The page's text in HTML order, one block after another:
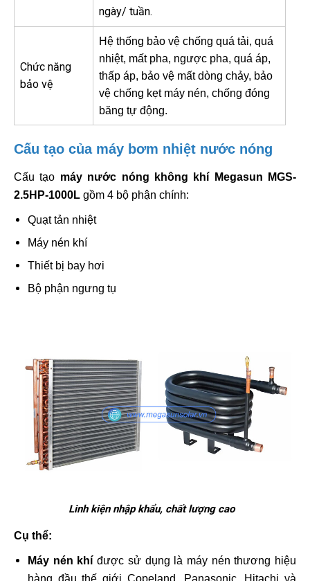
ngày/ tuần.
Chức năng
bảo vệ
Hệ thống bảo vệ chống quá tải, quá
nhiệt, mất pha, ngược pha, quá áp,
thấp áp, bảo vệ mất dòng chảy, bảo
vệ chống kẹt máy nén, chống đóng
băng tự động.
Cấu tạo của máy bơm nhiệt nước nóng
Cấu tạo máy nước nóng không khí Megasun MGS-
2.5HP-1000L gồm 4 bộ phận chính:
Quạt tản nhiệt
Máy nén khí
Thiết bị bay hơi
Bộ phận ngưng tụ
Linh kiện nhập khẩu, chất lượng cao
Cụ thể:
Máy nén khí được sử dụng là máy nén thương hiệu
hàng đầu thế giới Copeland, Panasonic, Hitachi và